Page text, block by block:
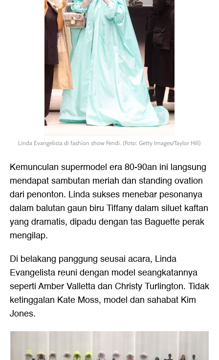
Linda Evangelista di fashion show Fendi. (Foto: Getty Images/Taylor Hill)
Kemunculan supermodel era 80-90an ini langsung
mendapat sambutan meriah dan standing ovation
dari penonton. Linda sukses menebar pesonanya
dalam balutan gaun biru Tiffany dalam siluet kaftan
yang dramatis, dipadu dengan tas Baguette perak
mengilap.
Di belakang panggung seusai acara, Linda
Evangelista reuni dengan model seangkatannya
seperti Amber Valletta dan Christy Turlington. Tidak
ketinggalan Kate Moss, model dan sahabat Kim
Jones.